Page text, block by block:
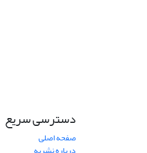
دسترسی سریع
صفحه اصلی